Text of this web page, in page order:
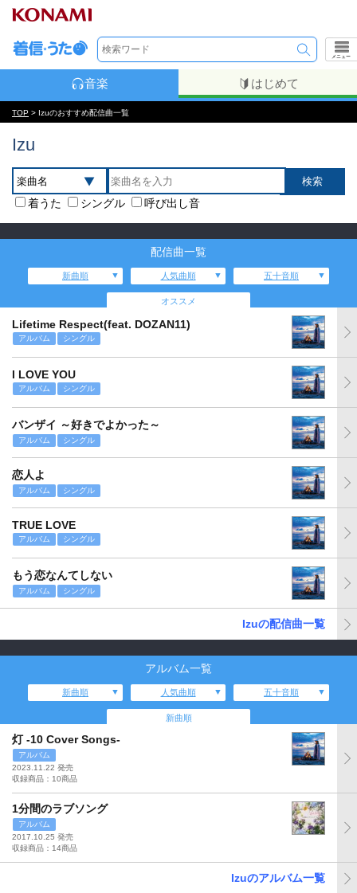
メニュー
音楽 はじめて
TOP > Izuのおすすめ配信曲一覧
Izu
着うた シングル 呼び出し音
配信曲一覧
新曲順 人気曲順 五十音順
オススメ
Lifetime Respect(feat. DOZAN11)
アルバム シングル
I LOVE YOU
アルバム シングル
バンザイ ～好きでよかった～
アルバム シングル
恋人よ
アルバム シングル
TRUE LOVE
アルバム シングル
もう恋なんてしない
アルバム シングル
Izuの配信曲一覧
アルバム一覧
新曲順 人気曲順 五十音順
新曲順
灯 -10 Cover Songs-
アルバム
2023.11.22 発売
収録商品：10商品
1分間のラブソング
アルバム
2017.10.25 発売
収録商品：14商品
Izuのアルバム一覧